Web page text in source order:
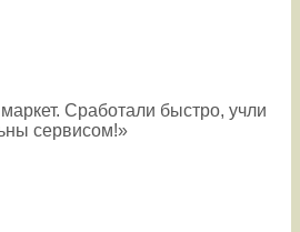
Сработали быстро, учли
сервисом!»